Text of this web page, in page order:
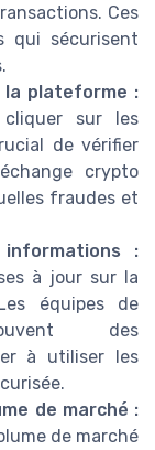
Ces
qui sécurisent
plateforme :
sur les
de vérifier
crypto
fraudes et
:
à jour sur la
équipes de
des
à utiliser les
de marché :
de marché